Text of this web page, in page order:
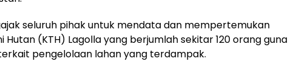
seluruh pihak untuk mendata dan mempertemukan
(KTH) Lagolla yang berjumlah sekitar 120 orang guna
pengelolaan lahan yang terdampak.